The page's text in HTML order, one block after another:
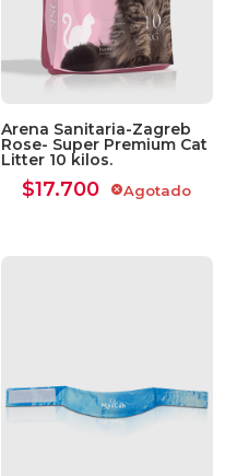
Arena Sanitaria-Zagreb
Rose- Super Premium Cat
Litter 10 kilos.
$17.700 cancelAgotado